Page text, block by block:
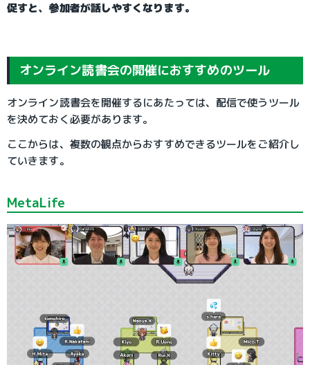
促すと、参加者が話しやすくなります。
オンライン読書会の開催におすすめのツール
オンライン読書会を開催するにあたっては、配信で使うツール
を決めておく必要があります。
ここからは、複数の観点からおすすめできるツールをご紹介し
ていきます。
MetaLife